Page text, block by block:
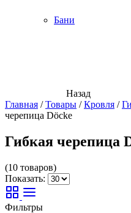
Бани
Назад
Главная /Товары /Кровля /
черепица Döcke
Гибкая черепица
(10 товаров)
Показать:
Фильтры